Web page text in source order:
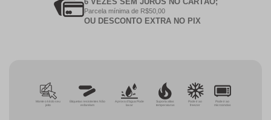
Parcela mínima de R$50,00
OU DESCONTO EXTRA NO PIX
Monte o kit do seu
jeito
Etiquetas resistentes Não
esfarelam
A prova d'água Pode
lavar
Suporta altas
temperaturas
Pode ir ao
freezer
Pode ir ao
microondas